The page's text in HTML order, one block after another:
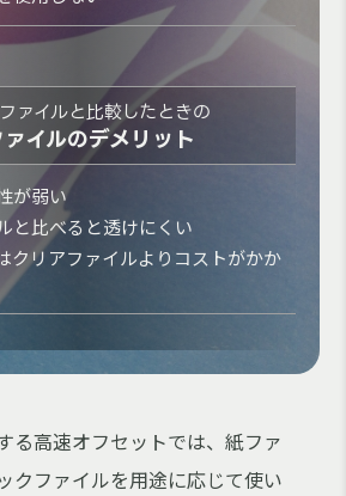
ァイルと比較したときの
ァイルのデメリット
が弱い
と比べると透けにくい
クリアファイルよりコストがかか
る高速オフセットでは、紙ファ
クファイルを用途に応じて使い